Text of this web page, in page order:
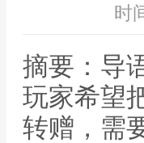
时
摘要：导
玩家希望
转赠，需